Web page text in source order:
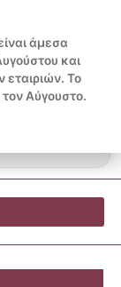
0.00€
0
Cart
άμεσα
και
Το
Αύγουστο.